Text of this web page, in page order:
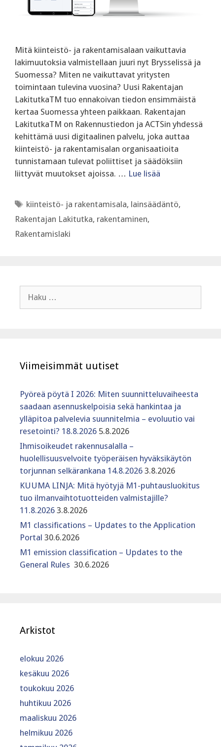
Mitä kiinteistö- ja rakentamisalaan vaikuttavia
lakimuutoksia valmistellaan juuri nyt Brysselissä ja
Suomessa? Miten ne vaikuttavat yritysten
toimintaan tulevina vuosina? Uusi Rakentajan
LakitutkaTM tuo ennakoivan tiedon ensimmäistä
kertaa Suomessa yhteen paikkaan. Rakentajan
LakitutkaTM on Rakennustiedon ja ACTSin yhdessä
kehittämä uusi digitaalinen palvelu, joka auttaa
kiinteistö- ja rakentamisalan organisaatioita
tunnistamaan tulevat poliittiset ja säädöksiin
liittyvät muutokset ajoissa. … Lue lisää
Avainsanat
kiinteistö- ja rakentamisala, lainsäädäntö,
Rakentajan Lakitutka, rakentaminen,
Rakentamislaki
Viimeisimmät uutiset
Pyöreä pöytä I 2026: Miten suunnitteluvaiheesta
saadaan asennuskelpoisia sekä hankintaa ja
ylläpitoa palvelevia suunnitelmia – evoluutio vai
resetointi? 18.8.2026 5.8.2026
Ihmisoikeudet rakennusalalla –
huolellisuusvelvoite työperäisen hyväksikäytön
torjunnan selkärankana 14.8.2026 3.8.2026
KUUMA LINJA: Mitä hyötyjä M1-puhtausluokitus
tuo ilmanvaihtotuotteiden valmistajille?
11.8.2026 3.8.2026
M1 classifications – Updates to the Application
Portal 30.6.2026
M1 emission classification – Updates to the
General Rules 30.6.2026
Arkistot
elokuu 2026
kesäkuu 2026
toukokuu 2026
huhtikuu 2026
maaliskuu 2026
helmikuu 2026